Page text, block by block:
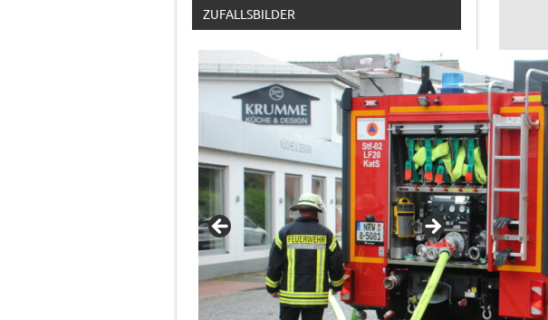
ZUFALLSBILDER